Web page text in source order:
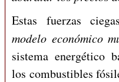
Estas fuerzas
modelo económico
sistema energético
los combustibles